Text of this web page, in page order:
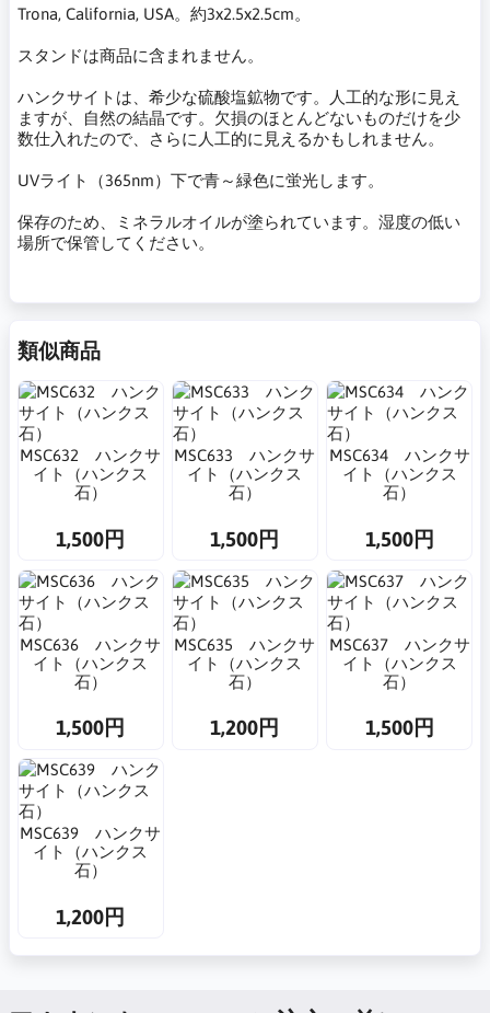
Trona, California, USA。約3x2.5x2.5cm。
スタンドは商品に含まれません。
ハンクサイトは、希少な硫酸塩鉱物です。人工的な形に見え
ますが、自然の結晶です。欠損のほとんどないものだけを少
数仕入れたので、さらに人工的に見えるかもしれません。
UVライト（365nm）下で青～緑色に蛍光します。
保存のため、ミネラルオイルが塗られています。湿度の低い
場所で保管してください。
類似商品
MSC632 ハンクサ
イト（ハンクス
石）
1,500円
MSC633 ハンクサ
イト（ハンクス
石）
1,500円
MSC634 ハンクサ
イト（ハンクス
石）
1,500円
MSC636 ハンクサ
イト（ハンクス
石）
1,500円
MSC635 ハンクサ
イト（ハンクス
石）
1,200円
MSC637 ハンクサ
イト（ハンクス
石）
1,500円
MSC639 ハンクサ
イト（ハンクス
石）
1,200円